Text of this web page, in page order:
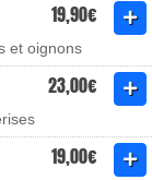
19,90€
et oignons
23,00€
19,00€